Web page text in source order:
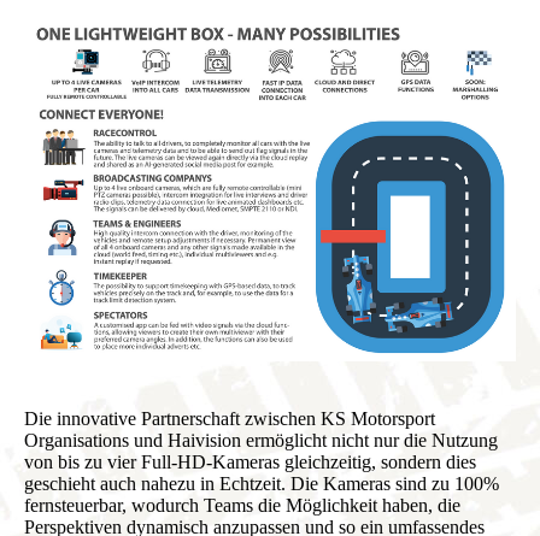
Die innovative Partnerschaft zwischen KS Motorsport
Organisations und Haivision ermöglicht nicht nur die Nutzung
von bis zu vier Full-HD-Kameras gleichzeitig, sondern dies
geschieht auch nahezu in Echtzeit. Die Kameras sind zu 100%
fernsteuerbar, wodurch Teams die Möglichkeit haben, die
Perspektiven dynamisch anzupassen und so ein umfassendes